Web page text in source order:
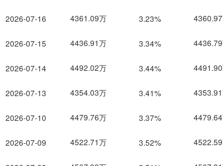
2026-07-16
2026-07-15
2026-07-14
2026-07-13
2026-07-10
2026-07-09
4361.09万 3.23%
4436.91万 3.34%
4492.02万 3.44%
4354.03万 3.41%
4479.76万 3.37%
4522.71万 3.52%